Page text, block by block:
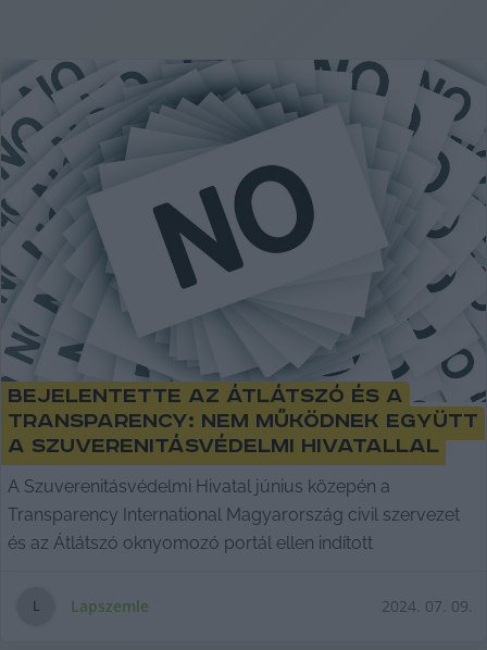
Bejelentette az Átlátszó és a
Transparency: nem működnek együtt
a Szuverenitásvédelmi Hivatallal
A Szuverenitásvédelmi Hivatal június közepén a
Transparency International Magyarország civil szervezet
és az Átlátszó oknyomozó portál ellen indított
L Lapszemle 2024. 07. 09.